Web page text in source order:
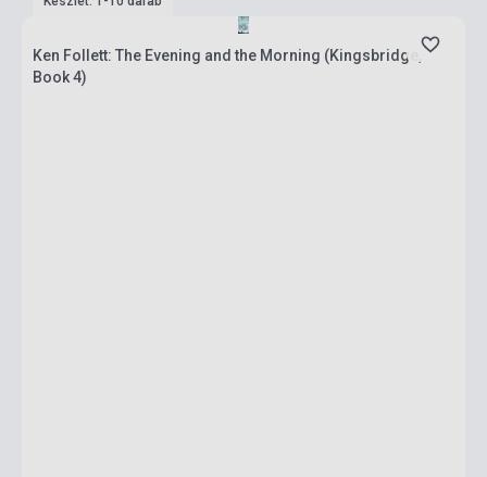
Ken Follett: The Evening and the Morning (Kingsbridge,
Book 4)